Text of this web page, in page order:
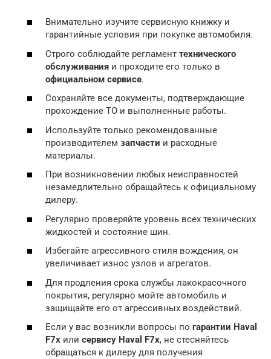
Внимательно изучите сервисную книжку и
гарантийные условия при покупке автомобиля.
Строго соблюдайте регламент технического
обслуживания и проходите его только в
официальном сервисе.
Сохраняйте все документы, подтверждающие
прохождение ТО и выполненные работы.
Используйте только рекомендованные
производителем запчасти и расходные
материалы.
При возникновении любых неисправностей
незамедлительно обращайтесь к официальному
дилеру.
Регулярно проверяйте уровень всех технических
жидкостей и состояние шин.
Избегайте агрессивного стиля вождения, он
увеличивает износ узлов и агрегатов.
Для продления срока службы лакокрасочного
покрытия, регулярно мойте автомобиль и
защищайте его от агрессивных воздействий.
Если у вас возникли вопросы по гарантии Haval
F7x или сервису Haval F7x, не стесняйтесь
обращаться к дилеру для получения